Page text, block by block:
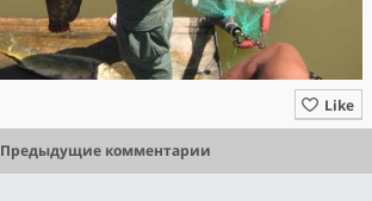
Like
Предыдущие комментарии